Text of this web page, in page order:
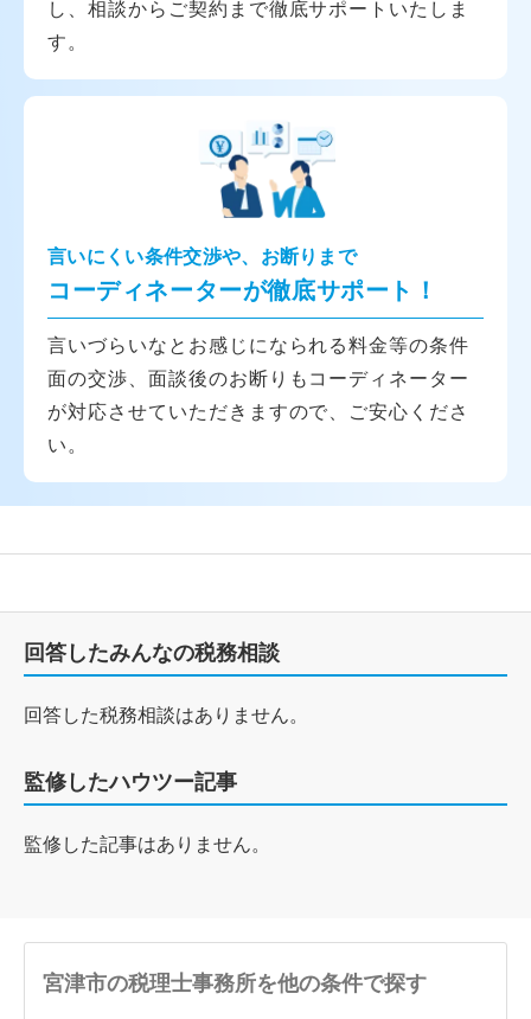
し、相談からご契約まで徹底サポートいたしま
す。
言いにくい条件交渉や、お断りまで
コーディネーターが徹底サポート！
言いづらいなとお感じになられる料金等の条件
面の交渉、面談後のお断りもコーディネーター
が対応させていただきますので、ご安心くださ
い。
回答したみんなの税務相談
回答した税務相談はありません。
監修したハウツー記事
監修した記事はありません。
宮津市の税理士事務所を他の条件で探す